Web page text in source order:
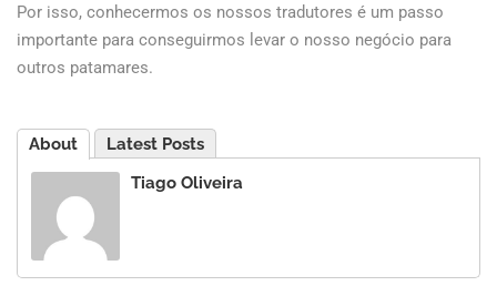
Por isso, conhecermos os nossos tradutores é um passo
importante para conseguirmos levar o nosso negócio para
outros patamares.
About
Latest Posts
Tiago Oliveira